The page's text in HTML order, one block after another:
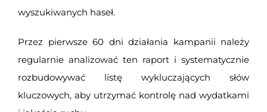
wyszukiwanych haseł.
Przez pierwsze 60 dni działania kampanii należy
regularnie analizować ten raport i systematycznie
rozbudowywać listę wykluczających słów
kluczowych, aby utrzymać kontrolę nad wydatkami